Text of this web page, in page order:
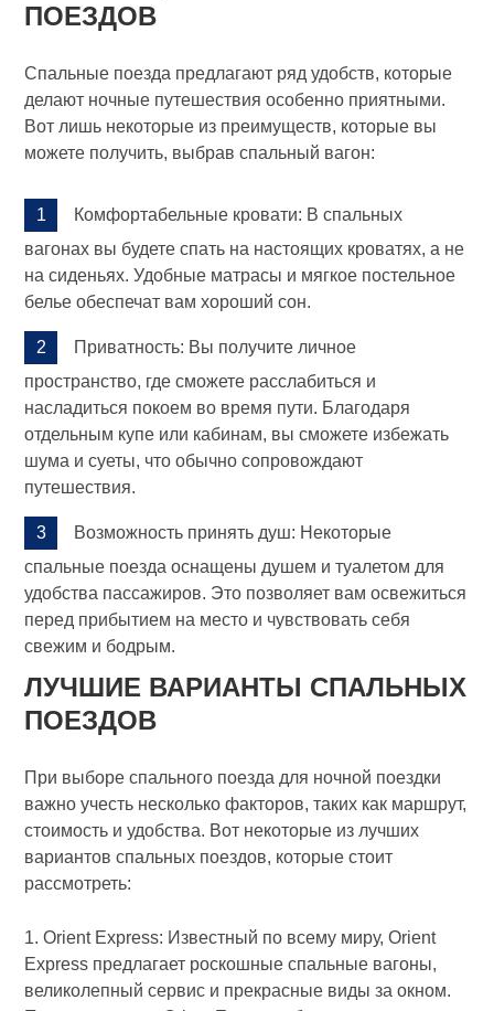
ПОЕЗДОВ
Спальные поезда предлагают ряд удобств, которые
делают ночные путешествия особенно приятными.
Вот лишь некоторые из преимуществ, которые вы
можете получить, выбрав спальный вагон:
Комфортабельные кровати: В спальных
вагонах вы будете спать на настоящих кроватях, а не
на сиденьях. Удобные матрасы и мягкое постельное
белье обеспечат вам хороший сон.
Приватность: Вы получите личное
пространство, где сможете расслабиться и
насладиться покоем во время пути. Благодаря
отдельным купе или кабинам, вы сможете избежать
шума и суеты, что обычно сопровождают
путешествия.
Возможность принять душ: Некоторые
спальные поезда оснащены душем и туалетом для
удобства пассажиров. Это позволяет вам освежиться
перед прибытием на место и чувствовать себя
свежим и бодрым.
ЛУЧШИЕ ВАРИАНТЫ СПАЛЬНЫХ
ПОЕЗДОВ
При выборе спального поезда для ночной поездки
важно учесть несколько факторов, таких как маршрут,
стоимость и удобства. Вот некоторые из лучших
вариантов спальных поездов, которые стоит
рассмотреть:
1. Orient Express: Известный по всему миру, Orient
Express предлагает роскошные спальные вагоны,
великолепный сервис и прекрасные виды за окном.